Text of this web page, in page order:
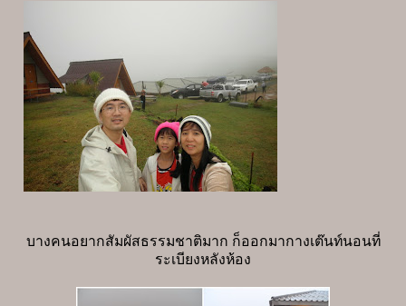
บางคนอยากสัมผัสธรรมชาติมาก ก็ออกมากางเต๊นท์นอนที่
ระเบียงหลังห้อง